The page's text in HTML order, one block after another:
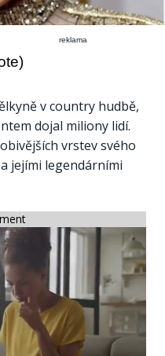
reklama
v country hudbě,
dojal miliony lidí.
vrstev svého
jejími legendárními